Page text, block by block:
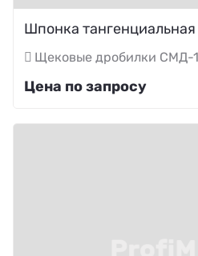
Шпонка
Щековые дробилки СМД-
Цена по запросу